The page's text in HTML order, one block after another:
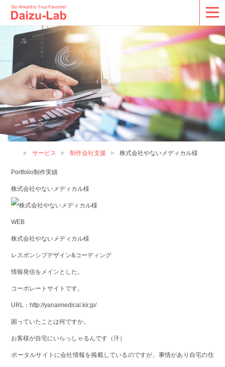
サービス 制作会社支援 株式会社やないメディカル様
Portfolio制作実績
株式会社やないメディカル様
WEB
株式会社やないメディカル様
レスポンシブデザイン&コーディング
情報発信をメインとした。
コーポレートサイトです。
URL：http://yanaimedical.kir.jp/
困っていたことは何ですか。
お客様が自宅にいらっしゃるんです（汗）
ポータルサイトに会社情報を掲載しているのですが、事情があり自宅の住